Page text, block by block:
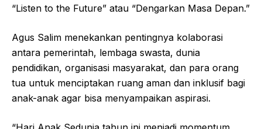
“Listen to the Future” atau “Dengarkan Masa Depan.”
Agus Salim menekankan pentingnya kolaborasi
antara pemerintah, lembaga swasta, dunia
pendidikan, organisasi masyarakat, dan para orang
tua untuk menciptakan ruang aman dan inklusif bagi
anak-anak agar bisa menyampaikan aspirasi.